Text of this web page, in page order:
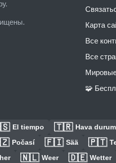
Карта
Все
Все
🧩
El tiempo 🇹🇷 Hava
Počasí 🇫🇮 Sää 🇵🇹
🇳🇱 Weer 🇩🇪 Wetter